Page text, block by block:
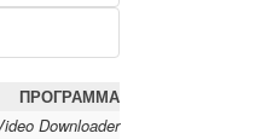
ПРОГРАММА
Downloader